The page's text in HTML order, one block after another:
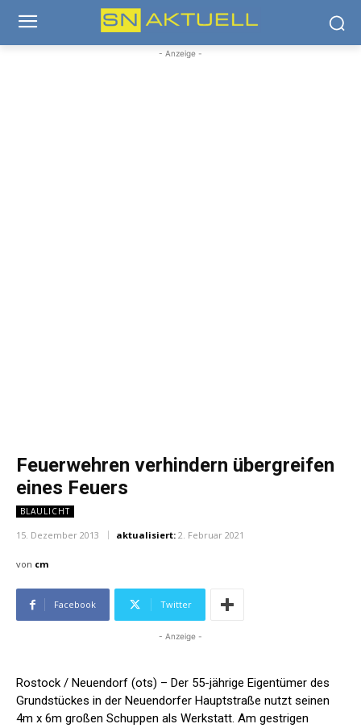
- Anzeige -
Feuerwehren verhindern übergreifen
eines Feuers
BLAULICHT
15. Dezember 2013 aktualisiert: 2. Februar 2021
von cm
Facebook Twitter
- Anzeige -
Rostock / Neuendorf (ots) – Der 55-jährige Eigentümer des
Grundstückes in der Neuendorfer Hauptstraße nutzt seinen
4m x 6m großen Schuppen als Werkstatt. Am gestrigen